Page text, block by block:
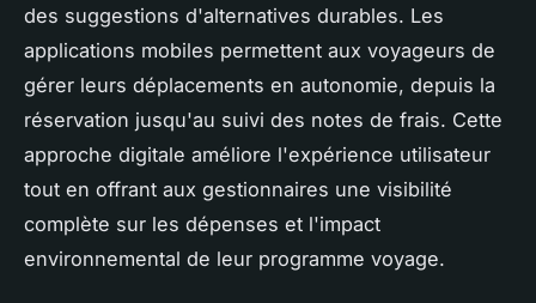
des suggestions d'alternatives durables. Les
applications mobiles permettent aux voyageurs de
gérer leurs déplacements en autonomie, depuis la
réservation jusqu'au suivi des notes de frais. Cette
approche digitale améliore l'expérience utilisateur
tout en offrant aux gestionnaires une visibilité
complète sur les dépenses et l'impact
environnemental de leur programme voyage.